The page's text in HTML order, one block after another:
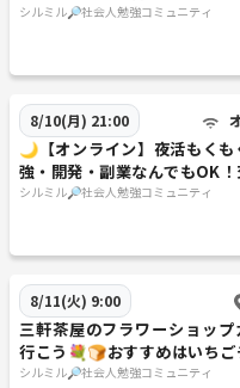
シルミル🔎社会人勉強コミュニティ
8/10(月) 21:00
🌙【オンライン】夜活もくも
強・開発・副業なんでもOK！
り
シルミル🔎社会人勉強コミュニティ
8/11(火) 9:00
三軒茶屋のフラワーショップ
行こう💐🍞おすすめはいちご
ーキです🍓
シルミル🔎社会人勉強コミュニティ